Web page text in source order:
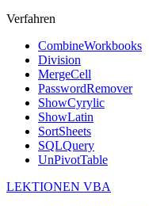
Verfahren
CombineWorkbooks
Division
MergeCell
PasswordRemover
ShowCyrylic
ShowLatin
SortSheets
SQLQuery
UnPivotTable
LEKTIONEN VBA